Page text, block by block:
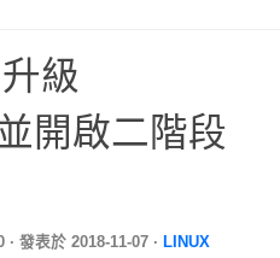
級
開啟二階段
· 發表於 2018-11-07 · LINUX